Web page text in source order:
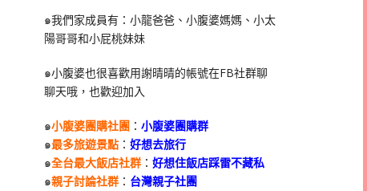
๑我們家成員有：小龍爸爸、小腹婆媽媽、小太
陽哥哥和小屁桃妹妹
๑小腹婆也很喜歡用謝晴晴的帳號在FB社群聊
聊天哦，也歡迎加入
๑小腹婆團購社團 ：小腹婆團購群
๑最多旅遊景點 ：好想去旅行
๑全台最大飯店社群 ：好想住飯店踩雷不藏私
๑親子討論社群 ： 台灣親子社團